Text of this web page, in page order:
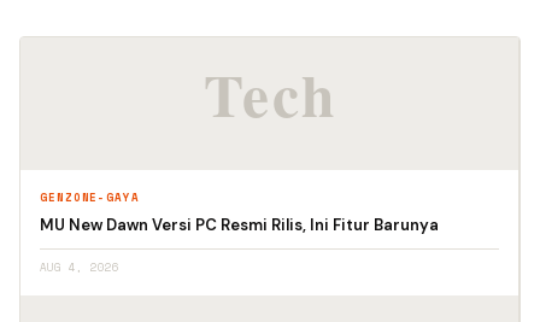
GENZONE-GAYA
MU New Dawn Versi PC Resmi Rilis, Ini Fitur Barunya
AUG 4, 2026